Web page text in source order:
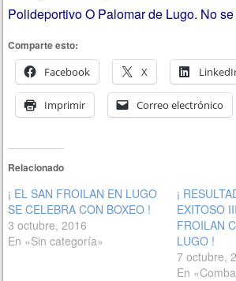
Polideportivo O Palomar de Lugo. No
Comparte esto:
Facebook
X
Imprimir Correo electrónico
Relacionado
¡ EL SAN FROILAN EN LUGO
SE CELEBRA CON BOXEO !
3 octubre, 2016
En «Sin categoría»
¡
EXITOSO
FROILAN
LUGO !
7 octubre,
En